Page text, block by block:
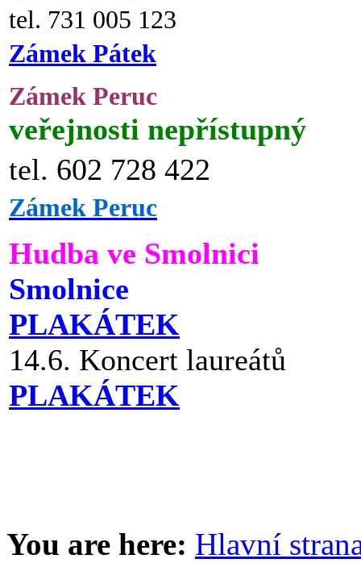
tel. 731 005 123
Zámek Pátek
Zámek Peruc
veřejnosti nepřístupný
tel. 602 728 422
Zámek Peruc
Hudba ve Smolnici
Smolnice
PLAKÁTEK
14.6. Koncert laureátů
PLAKÁTEK
You are here: Hlavní